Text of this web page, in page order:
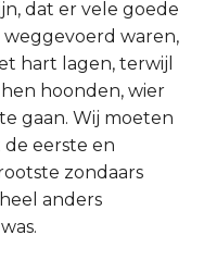
dat er vele goede
weggevoerd waren,
hart lagen, terwijl
hoonden, wier
gaan. Wij moeten
eerste en
zondaars
anders